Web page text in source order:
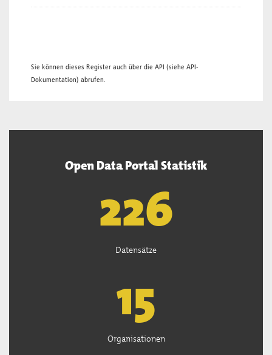
Sie können dieses Register auch über die API (siehe API-
Dokumentation) abrufen.
Open Data Portal Statistik
226
Datensätze
15
Organisationen